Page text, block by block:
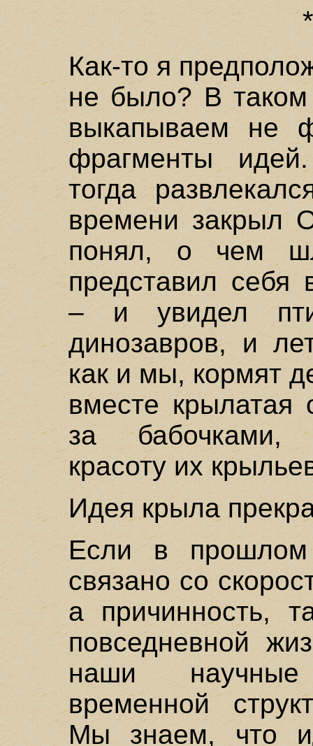
Как-то я
не было? В
выкапываем не
фрагменты
тогда
времени закрыл
понял, о чем
представил себя
– и увидел
динозавров, и
как и мы, кормят
вместе крылатая
за бабочками,
красоту их
Идея крыла
Если в
связано со
а причинность,
повседневной
наши
временной
Мы знаем, что